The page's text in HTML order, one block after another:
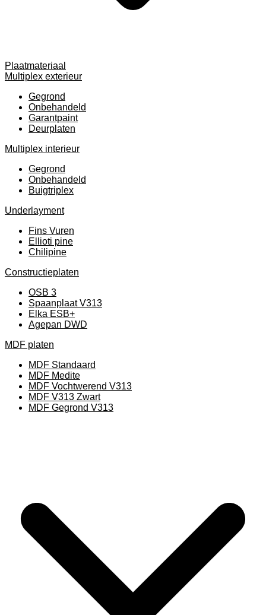
Plaatmateriaal
Multiplex exterieur
Gegrond
Onbehandeld
Garantpaint
Deurplaten
Multiplex interieur
Gegrond
Onbehandeld
Buigtriplex
Underlayment
Fins Vuren
Ellioti pine
Chilipine
Constructieplaten
OSB 3
Spaanplaat V313
Elka ESB+
Agepan DWD
MDF platen
MDF Standaard
MDF Medite
MDF Vochtwerend V313
MDF V313 Zwart
MDF Gegrond V313